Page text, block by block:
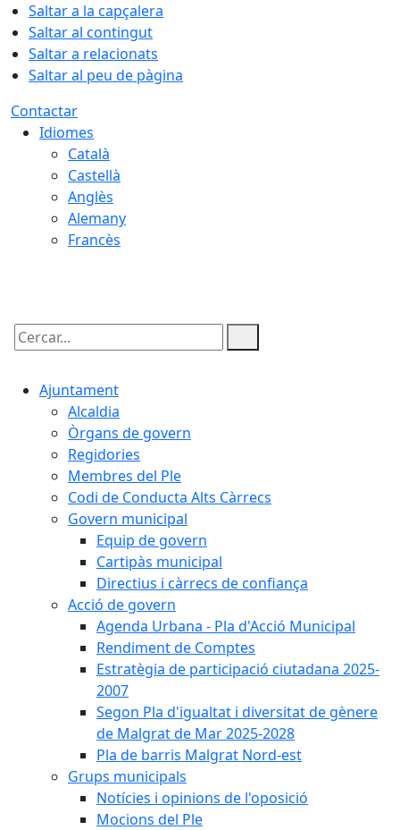
Saltar a la capçalera
Saltar al contingut
Saltar a relacionats
Saltar al peu de pàgina
Contactar
Idiomes
Català
Castellà
Anglès
Alemany
Francès
Cercar:
Ajuntament
Alcaldia
Òrgans de govern
Regidories
Membres del Ple
Codi de Conducta Alts Càrrecs
Govern municipal
Equip de govern
Cartipàs municipal
Directius i càrrecs de confiança
Acció de govern
Agenda Urbana - Pla d'Acció Municipal
Rendiment de Comptes
Estratègia de participació ciutadana 2025-
2007
Segon Pla d'igualtat i diversitat de gènere
de Malgrat de Mar 2025-2028
Pla de barris Malgrat Nord-est
Grups municipals
Notícies i opinions de l'oposició
Mocions del Ple